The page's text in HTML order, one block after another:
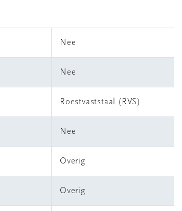
Nee
Nee
Roestvaststaal (RVS)
Nee
Overig
Overig